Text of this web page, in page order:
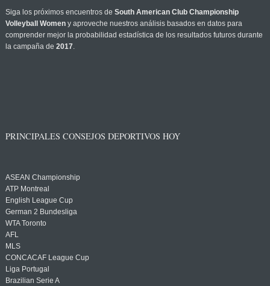
Siga los próximos encuentros de South American Club Championship
Volleyball Womeny aproveche nuestros análisis basados en datos para
comprender mejor la probabilidad estadística de los resultados futuros durante
la campaña de 2017.
PRINCIPALES CONSEJOS DEPORTIVOS HOY
ASEAN Championship
ATP Montreal
English League Cup
German 2 Bundesliga
WTA Toronto
AFL
MLS
CONCACAF League Cup
Liga Portugal
Brazilian Serie A